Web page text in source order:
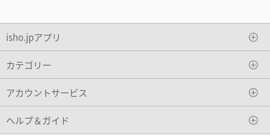
isho.jpアプリ
カテゴリー
アカウントサービス
ヘルプ＆ガイド